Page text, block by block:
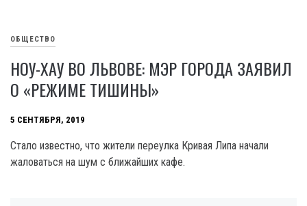
ОБЩЕСТВО
НОУ-ХАУ ВО ЛЬВОВЕ: МЭР ГОРОДА ЗАЯВИЛ
О «РЕЖИМЕ ТИШИНЫ»
5 СЕНТЯБРЯ, 2019
Стало известно, что жители переулка Кривая Липа начали
жаловаться на шум с ближайших кафе.